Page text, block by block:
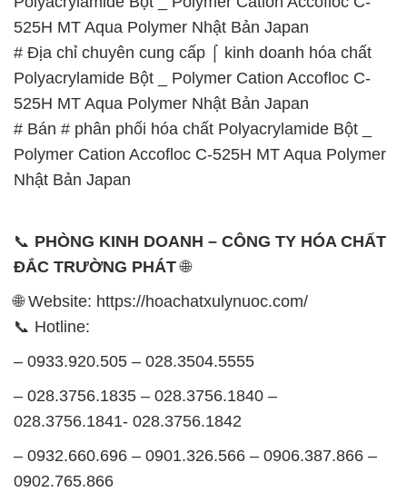
525H MT Aqua Polymer Nhật Bản Japan
# Địa chỉ chuyên cung cấp ⌠ kinh doanh hóa chất
Polyacrylamide Bột _ Polymer Cation Accofloc C-
525H MT Aqua Polymer Nhật Bản Japan
# Bán # phân phối hóa chất Polyacrylamide Bột _
Polymer Cation Accofloc C-525H MT Aqua Polymer
Nhật Bản Japan
📞 PHÒNG KINH DOANH – CÔNG TY HÓA CHẤT
ĐẮC TRƯỜNG PHÁT🌐
🌐 Website: https://hoachatxulynuoc.com/
📞 Hotline:
– 0933.920.505 – 028.3504.5555
– 028.3756.1835 – 028.3756.1840 –
028.3756.1841- 028.3756.1842
– 0932.660.696 – 0901.326.566 – 0906.387.866 –
0902.765.866